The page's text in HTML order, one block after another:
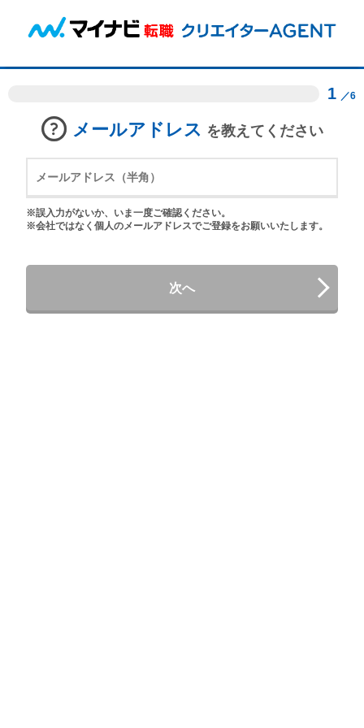
1 ／6
メールアドレス を教えてください
※誤入力がないか、いま一度ご確認ください。
※会社ではなく個人のメールアドレスでご登録をお願いいたします。
次へ